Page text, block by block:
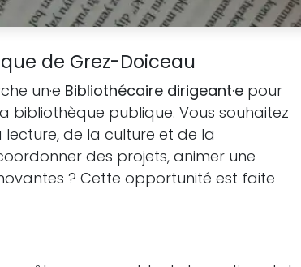
de Grez-Doiceau
un·e Bibliothécaire dirigeant·e pour
bibliothèque publique. Vous souhaitez
de la culture et de la
des projets, animer une
? Cette opportunité est faite